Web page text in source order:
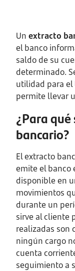
Un extracto
el banco
saldo de su
determinado.
utilidad para
permite llevar
¿Para
bancario?
El extracto
emite el banco
disponible en
movimientos
durante un
sirve al cliente
realizadas son
ningún cargo
cuenta
seguimiento a